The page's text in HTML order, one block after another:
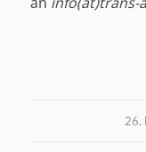
26.